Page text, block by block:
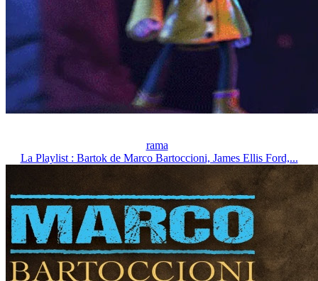
rama
La Playlist : Bartok de Marco Bartoccioni, James Ellis Ford,...